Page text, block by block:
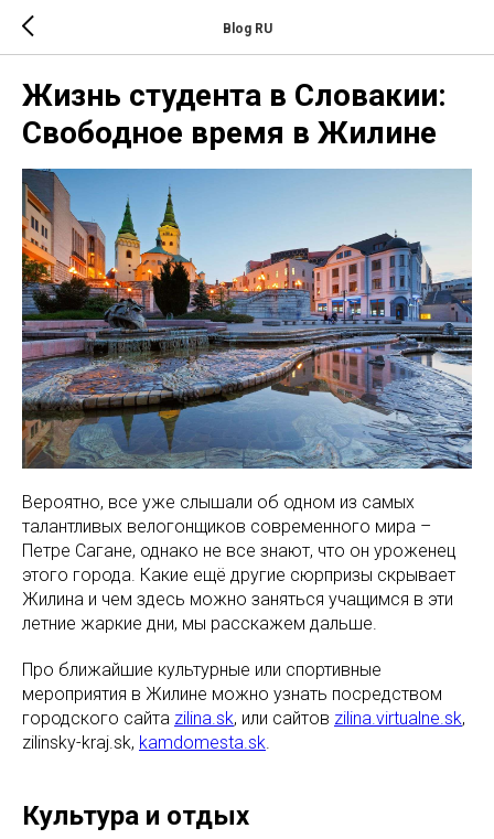
Blog RU
Жизнь студента в Словакии:
Свободное время в Жилине
Вероятно, все уже слышали об одном из самых
талантливых велогонщиков современного мира –
Петре Сагане, однако не все знают, что он уроженец
этого города. Какие ещё другие сюрпризы скрывает
Жилина и чем здесь можно заняться учащимся в эти
летние жаркие дни, мы расскажем дальше.
Про ближайшие культурные или спортивные
мероприятия в Жилине можно узнать посредством
городского сайта zilina.sk, или сайтов zilina.virtualne.sk,
zilinsky-kraj.sk, kamdomesta.sk.
Культура и отдых